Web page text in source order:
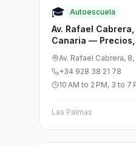
🎓 Autoescuela
Av. Rafael
Canaria —
Av. Rafael Cabrera,
Las Palmas, España
+34 928 38 21 78
10 AM to 2 PM, 3 to 7
Las Palmas